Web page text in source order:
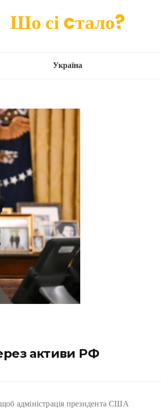
Шо сі cтало?
Україна
активи РФ
адміністрація президента США